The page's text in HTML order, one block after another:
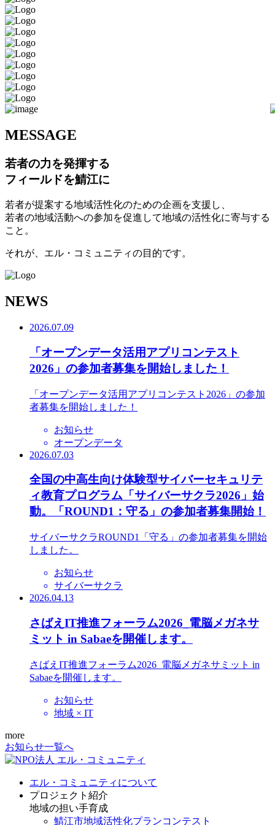
MESSAGE
若者の力を発揮する
フィールドを鯖江に
若者が提案する地域活性化のための企画を支援し、
若者の地域活動への参加を促進して地域の活性化に寄与する
こと。
それが、エル・コミュニティの目的です。
NEWS
2026.07.09
「オープンデータ活用アプリコンテスト
2026」の参加者募集を開始しました！
「オープンデータ活用アプリコンテスト2026」の参加
者募集を開始しました！
お知らせ
オープンデータ
2026.07.03
全国の中高生向け体験型サイバーセキュリテ
ィ教育プログラム「サイバーサクラ2026」始
動。「ROUND1：守る」の参加者募集開始！
サイバーサクラROUND1「守る」の参加者募集を開始
しました。
お知らせ
サイバーサクラ
2026.04.13
さばえIT推進フォーラム2026_電脳メガネサ
ミット in Sabaeを開催します。
さばえIT推進フォーラム2026_電脳メガネサミット in
Sabaeを開催します。
お知らせ
地域 × IT
more
お知らせ一覧へ
エル・コミュニティについて
プロジェクト紹介
地域の担い手育成
鯖江市地域活性化プランコンテスト